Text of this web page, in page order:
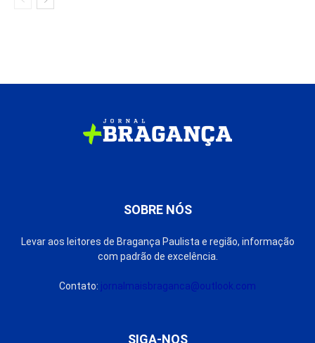
SOBRE NÓS
Levar aos leitores de Bragança Paulista e região, informação
com padrão de excelência.
Contato: jornalmaisbraganca@outlook.com
SIGA-NOS